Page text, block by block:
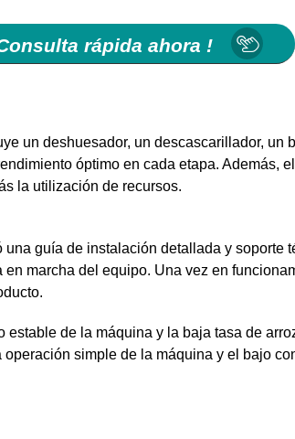
rápida ahora !
un deshuesador, un descascarillador, un
óptimo en cada etapa. Además,
la utilización de recursos.
guía de instalación detallada y
marcha del equipo. Una vez en
de la máquina y la baja tasa de
simple de la máquina y el bajo